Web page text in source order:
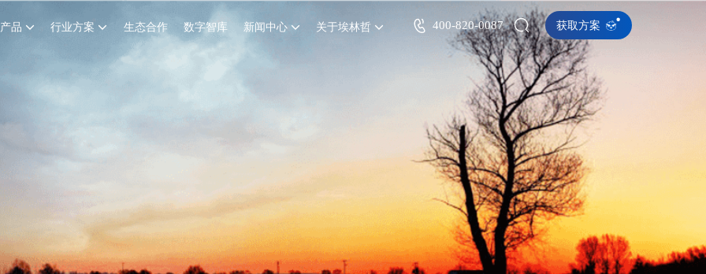
品 行业方案 生态合作 数字智库 新闻中心 关于埃林哲 400-820-0087 获取方案